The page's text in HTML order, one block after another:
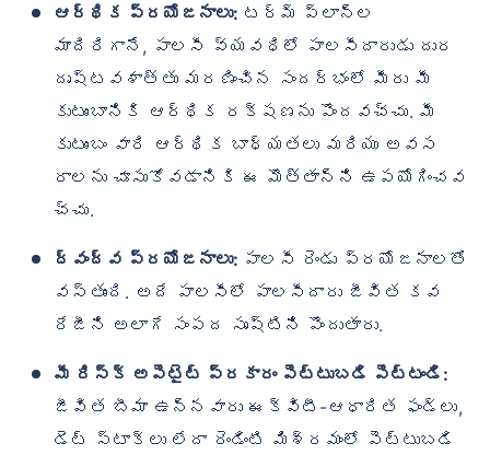
ఆర్థిక ప్రయోజనాలు: టర్మ్ ప్లాన్‌ల
మాదిరిగానే, పాలసీ వ్యవధిలో పాలసీదారుడు దుర
దృష్టవశాత్తు మరణించిన సందర్భంలో మీరు మీ
కుటుంబానికి ఆర్థిక రక్షణను పొందవచ్చు. మీ
కుటుంబం వారి ఆర్థిక బాధ్యతలు మరియు అవస
రాలను చూసుకోవడానికి ఈ మొత్తాన్ని ఉపయోగించవ
చ్చు.
ద్వంద్వ ప్రయోజనాలు: పాలసీ రెండు ప్రయోజనాలతో
వస్తుంది. అదే పాలసీలో పాలసీదారు జీవిత కవ
రేజీని అలాగే సంపద సృష్టిని పొందుతారు.
మీ రిస్క్ అపెటైట్ ప్రకారం పెట్టుబడి పెట్టండి:
జీవిత బీమా ఉన్నవారు ఈక్విటీ-ఆధారిత ఫండ్‌లు,
డెట్ స్టాక్‌లు లేదా రెండింటి మిశ్రమంలో పెట్టుబడి
వయసు టర్మ్ ఇన్సూరెన్స్ ప్రీమియంలను
ఎలా ప్రభావితం చేస్తుంది